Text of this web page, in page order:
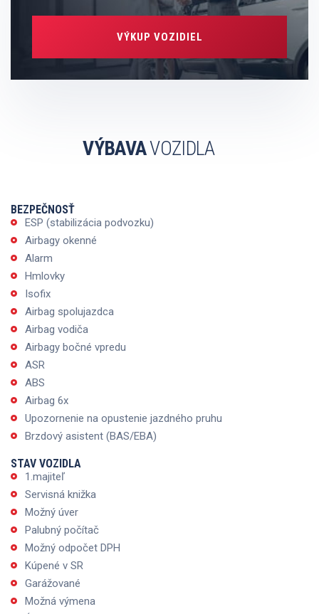
VÝKUP VOZIDIEL
VÝBAVAVOZIDLA
BEZPEČNOSŤ
ESP (stabilizácia podvozku)
Airbagy okenné
Alarm
Hmlovky
Isofix
Airbag spolujazdca
Airbag vodiča
Airbagy bočné vpredu
ASR
ABS
Airbag 6x
Upozornenie na opustenie jazdného pruhu
Brzdový asistent (BAS/EBA)
STAV VOZIDLA
1.majiteľ
Servisná knižka
Možný úver
Palubný počítač
Možný odpočet DPH
Kúpené v SR
Garážované
Možná výmena